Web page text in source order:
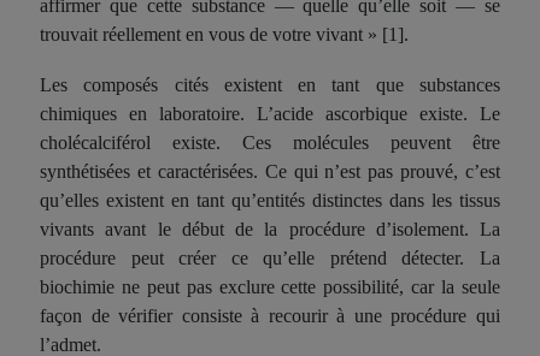
affirmer que cette substance — quelle qu’elle soit — se
trouvait réellement en vous de votre vivant » [1].
Les composés cités existent en tant que substances
chimiques en laboratoire. L’acide ascorbique existe. Le
cholécalciférol existe. Ces molécules peuvent être
synthétisées et caractérisées. Ce qui n’est pas prouvé, c’est
qu’elles existent en tant qu’entités distinctes dans les tissus
vivants avant le début de la procédure d’isolement. La
procédure peut créer ce qu’elle prétend détecter. La
biochimie ne peut pas exclure cette possibilité, car la seule
façon de vérifier consiste à recourir à une procédure qui
l’admet.